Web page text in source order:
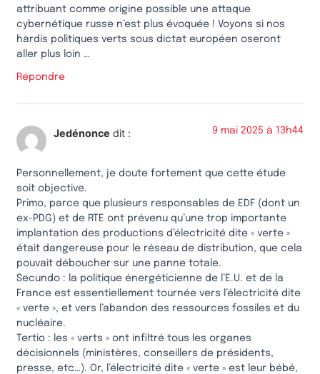
attribuant comme origine possible une attaque
cybernétique russe n’est plus évoquée ! Voyons si nos
hardis politiques verts sous dictat européen oseront
aller plus loin …
Répondre
Jedénonce dit : 9 mai 2025 à 13h44
Personnellement, je doute fortement que cette étude
soit objective.
Primo, parce que plusieurs responsables de EDF (dont un
ex-PDG) et de RTE ont prévenu qu’une trop importante
implantation des productions d’électricité dite « verte »
était dangereuse pour le réseau de distribution, que cela
pouvait déboucher sur une panne totale.
Secundo : la politique énergéticienne de l’E.U. et de la
France est essentiellement tournée vers l’électricité dite
« verte », et vers l’abandon des ressources fossiles et du
nucléaire.
Tertio : les « verts » ont infiltré tous les organes
décisionnels (ministères, conseillers de présidents,
presse, etc…). Or, l’électricité dite « verte » est leur bébé,